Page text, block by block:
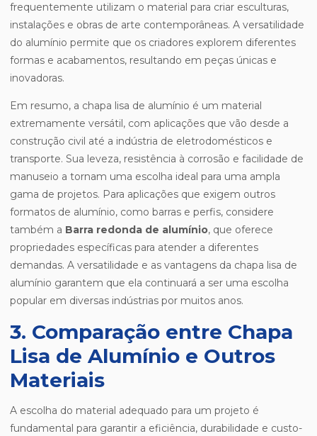
frequentemente utilizam o material para criar esculturas,
instalações e obras de arte contemporâneas. A versatilidade
do alumínio permite que os criadores explorem diferentes
formas e acabamentos, resultando em peças únicas e
inovadoras.
Em resumo, a chapa lisa de alumínio é um material
extremamente versátil, com aplicações que vão desde a
construção civil até a indústria de eletrodomésticos e
transporte. Sua leveza, resistência à corrosão e facilidade de
manuseio a tornam uma escolha ideal para uma ampla
gama de projetos. Para aplicações que exigem outros
formatos de alumínio, como barras e perfis, considere
também a Barra redonda de alumínio, que oferece
propriedades específicas para atender a diferentes
demandas. A versatilidade e as vantagens da chapa lisa de
alumínio garantem que ela continuará a ser uma escolha
popular em diversas indústrias por muitos anos.
3. Comparação entre Chapa
Lisa de Alumínio e Outros
Materiais
A escolha do material adequado para um projeto é
fundamental para garantir a eficiência, durabilidade e custo-